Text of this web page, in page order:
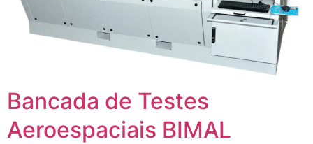
Bancada de Testes
Aeroespaciais BIMAL